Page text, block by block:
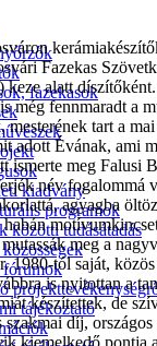
fazekasok
kiadvány
programok
közötti tudásátadás
fórumok
tájékoztató
Fazekas
keze alatt
még fennmaradt a
mesterének tart a
adott Évának, ami
ismerte meg Falusi
név fogalommá
agyagba
meg a
1980-tól saját,
is nyitottan a
készítettek, de
díj,